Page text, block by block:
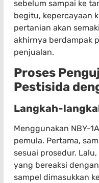
sebelum sampai ke
begitu, kepercayaan
pertanian akan
akhirnya berdampak
penjualan.
Proses
Pestisida
Langkah-
Menggunakan NBY-
pemula. Pertama,
sesuai prosedur.
yang bereaksi
sampel dimasukkan